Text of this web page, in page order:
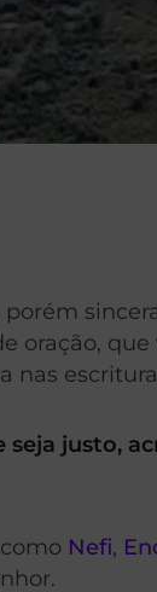
oração,
nas
seja justo,
Nefi,